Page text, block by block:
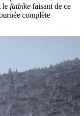
le fatbike faisant de ce
complète